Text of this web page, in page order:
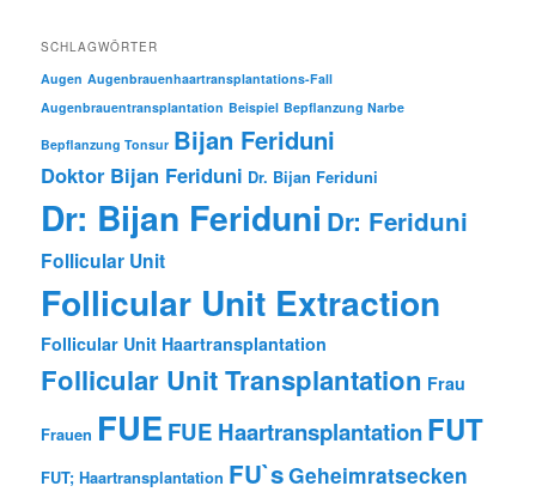
SCHLAGWÖRTER
Augen Augenbrauenhaartransplantations-Fall
Augenbrauentransplantation Beispiel Bepflanzung Narbe
Bepflanzung Tonsur Bijan Feriduni
Doktor Bijan Feriduni Dr. Bijan Feriduni
Dr: Bijan Feriduni Dr: Feriduni
Follicular Unit
Follicular Unit Extraction
Follicular Unit Haartransplantation
Follicular Unit Transplantation Frau
Frauen FUE FUE HaartransplantationFUT
FUT; Haartransplantation FU`sGeheimratsecken